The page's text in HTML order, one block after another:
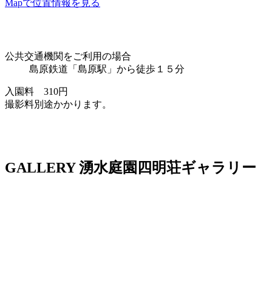
Mapで位置情報を見る
公共交通機関をご利用の場合
島原鉄道「島原駅」から徒歩１５分
入園料 310円
撮影料別途かかります。
GALLERY 湧水庭園四明荘ギャラリー